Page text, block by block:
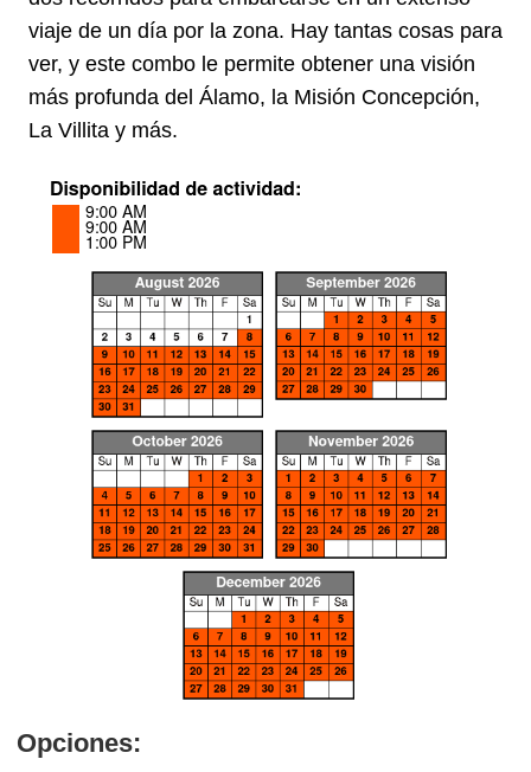
viaje de un día por la zona. Hay tantas cosas para
ver, y este combo le permite obtener una visión
más profunda del Álamo, la Misión Concepción,
La Villita y más.
Opciones: